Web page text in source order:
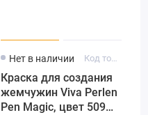
Нет в наличии Код товара: 116250901
Краска для создания
жемчужин Viva Perlen
Pen Magic, цвет 509